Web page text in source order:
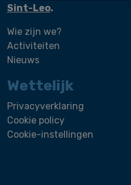
Sint-Leo.
Wie zijn we?
Activiteiten
Nieuws
Wettelijk
Privacyverklaring
Cookie policy
Cookie-instellingen